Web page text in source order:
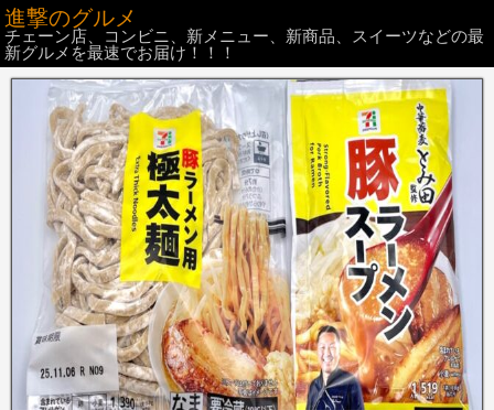
進撃のグルメ
チェーン店、コンビニ、新メニュー、新商品、スイーツなどの最
新グルメを最速でお届け！！！